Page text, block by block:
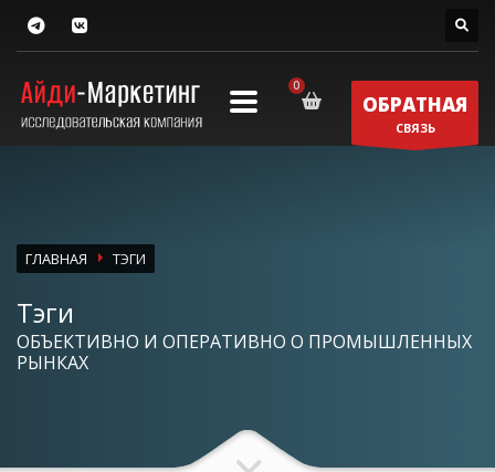
ОБРАТНАЯ
СВЯЗЬ
ГЛАВНАЯ ТЭГИ
Тэги
ОБЪЕКТИВНО И ОПЕРАТИВНО О ПРОМЫШЛЕННЫХ
РЫНКАХ